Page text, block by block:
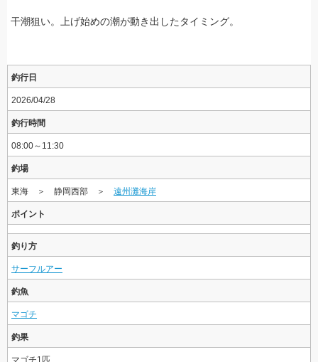
干潮狙い。上げ始めの潮が動き出したタイミング。
釣行日
2026/04/28
釣行時間
08:00～11:30
釣場
東海 ＞ 静岡西部 ＞ 遠州灘海岸
ポイント
釣り方
サーフルアー
釣魚
マゴチ
釣果
マゴチ1匹